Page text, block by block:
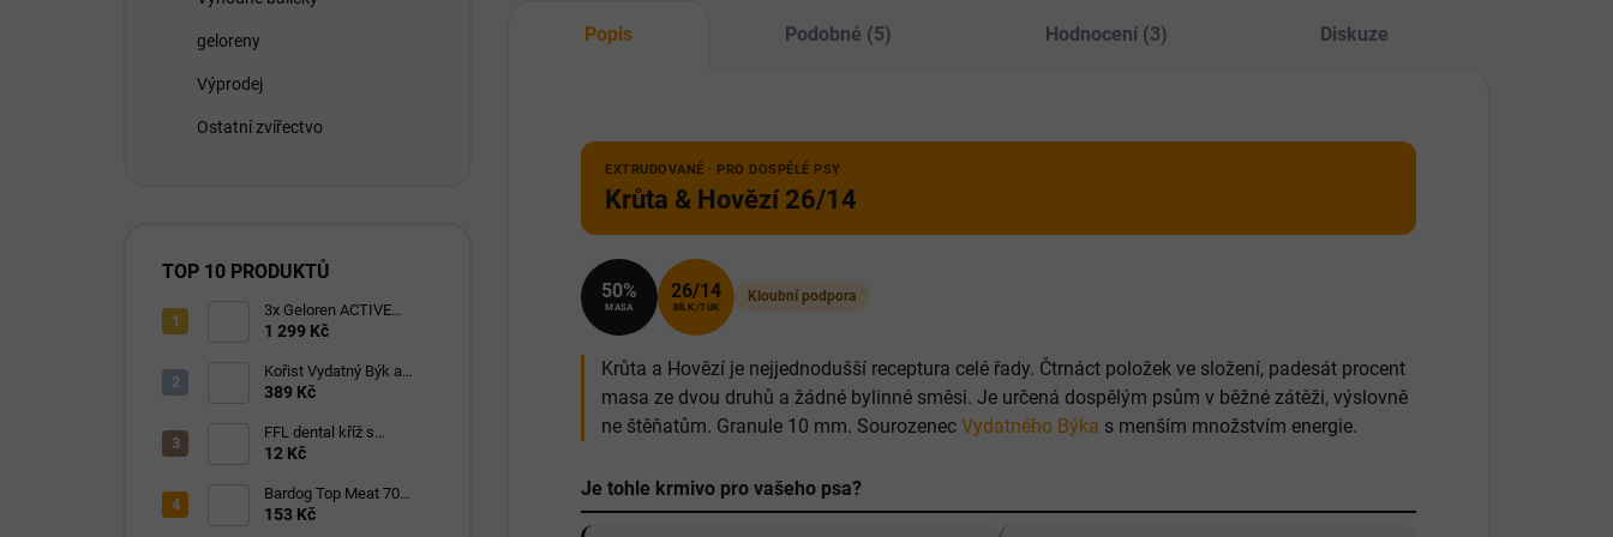
geloreny
Výprodej
Ostatní zvířectvo
TOP 10 PRODUKTŮ
3x Geloren ACTIVE
pomeranč 400g (3x90
1 299 Kč
Kořist Vydatný Býk a
Krocan pro aktivní psy
389 Kč
FFL dental kříž s
eukalyptem 1 ks
12 Kč
Bardog Top Meat 70
granule lisované za
153 Kč
Popis Podobné (5) Hodnocení (3) Diskuze
EXTRUDOVANÉ · PRO DOSPĚLÉ PSY
Krůta & Hovězí 26/14
50%
MASA
26/14
BÍLK./TUK
Kloubní podpora
Krůta a Hovězí je nejjednodušší receptura celé řady. Čtrnáct položek ve složení, padesát procent
masa ze dvou druhů a žádné bylinné směsi. Je určená dospělým psům v běžné zátěži, výslovně
ne štěňatům. Granule 10 mm. Sourozenec Vydatného Býka s menším množstvím energie.
Je tohle krmivo pro vašeho psa?